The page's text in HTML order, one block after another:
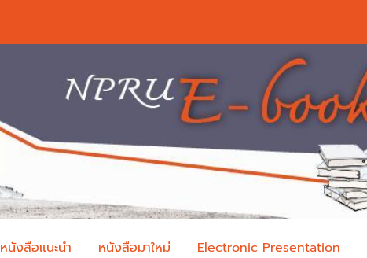
หนังสือแนะนำ หนังสือมาใหม่ Electronic Presentation